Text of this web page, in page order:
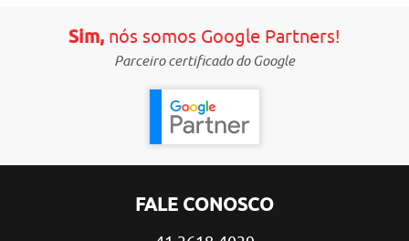
Sim,nós somos Google Partners!
Parceiro certificado do Google
FALE CONOSCO